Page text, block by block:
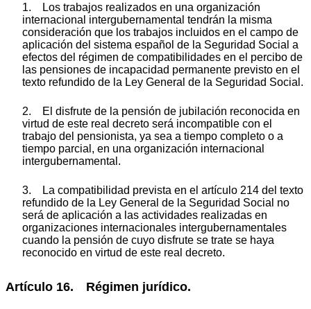
1. Los trabajos realizados en una organización
internacional intergubernamental tendrán la misma
consideración que los trabajos incluidos en el campo de
aplicación del sistema español de la Seguridad Social a
efectos del régimen de compatibilidades en el percibo de
las pensiones de incapacidad permanente previsto en el
texto refundido de la Ley General de la Seguridad Social.
2. El disfrute de la pensión de jubilación reconocida en
virtud de este real decreto será incompatible con el
trabajo del pensionista, ya sea a tiempo completo o a
tiempo parcial, en una organización internacional
intergubernamental.
3. La compatibilidad prevista en el artículo 214 del texto
refundido de la Ley General de la Seguridad Social no
será de aplicación a las actividades realizadas en
organizaciones internacionales intergubernamentales
cuando la pensión de cuyo disfrute se trate se haya
reconocido en virtud de este real decreto.
Artículo 16. Régimen jurídico.